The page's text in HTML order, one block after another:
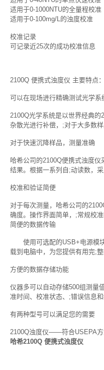
适用于0-1000NTU的全量程校准
适用于0-100mg/L的浊度校准
校准记录
可记录近25次的成功校准信息
2100Q 便携式浊度仪 主要特点：
可以在现场进行精确测试光学系
2100Q光学系统是以世界经典
杂散光进行补偿，;对于大多数
对于快速沉降样品，测量准确
哈希公司的2100Q便携式浊度
结果。根据一系列自;动读数，
校准和验证简便
对于每次测量，哈希公司的
确度。操作界面简单，;常规校
简便的数据传输
使用可选配的USB+电源模块
载到电脑中，为您提供有用完;
方便的数据存储功能
仪器多可以自动存储500组测量
准时间、校准状态、;错误信息和
有两种型号可以满足您的需要
2100Q浊度仪——符合USEPA
哈希2100Q 便携式浊度仪